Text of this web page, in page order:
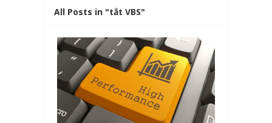
All Posts in "tắt VBS"